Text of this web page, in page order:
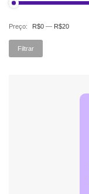
Filtrar
Preço: R$0 — R$20